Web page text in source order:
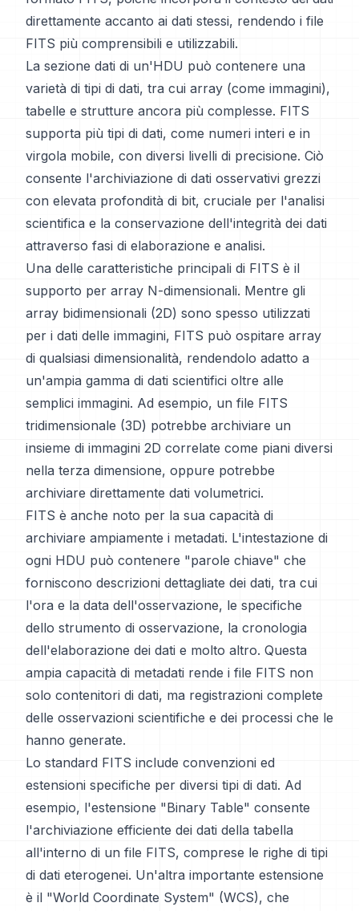
direttamente accanto ai dati stessi, rendendo i file
FITS più comprensibili e utilizzabili.
La sezione dati di un'HDU può contenere una
varietà di tipi di dati, tra cui array (come immagini),
tabelle e strutture ancora più complesse. FITS
supporta più tipi di dati, come numeri interi e in
virgola mobile, con diversi livelli di precisione. Ciò
consente l'archiviazione di dati osservativi grezzi
con elevata profondità di bit, cruciale per l'analisi
scientifica e la conservazione dell'integrità dei dati
attraverso fasi di elaborazione e analisi.
Una delle caratteristiche principali di FITS è il
supporto per array N-dimensionali. Mentre gli
array bidimensionali (2D) sono spesso utilizzati
per i dati delle immagini, FITS può ospitare array
di qualsiasi dimensionalità, rendendolo adatto a
un'ampia gamma di dati scientifici oltre alle
semplici immagini. Ad esempio, un file FITS
tridimensionale (3D) potrebbe archiviare un
insieme di immagini 2D correlate come piani diversi
nella terza dimensione, oppure potrebbe
archiviare direttamente dati volumetrici.
FITS è anche noto per la sua capacità di
archiviare ampiamente i metadati. L'intestazione di
ogni HDU può contenere "parole chiave" che
forniscono descrizioni dettagliate dei dati, tra cui
l'ora e la data dell'osservazione, le specifiche
dello strumento di osservazione, la cronologia
dell'elaborazione dei dati e molto altro. Questa
ampia capacità di metadati rende i file FITS non
solo contenitori di dati, ma registrazioni complete
delle osservazioni scientifiche e dei processi che le
hanno generate.
Lo standard FITS include convenzioni ed
estensioni specifiche per diversi tipi di dati. Ad
esempio, l'estensione "Binary Table" consente
l'archiviazione efficiente dei dati della tabella
all'interno di un file FITS, comprese le righe di tipi
di dati eterogenei. Un'altra importante estensione
è il "World Coordinate System" (WCS), che